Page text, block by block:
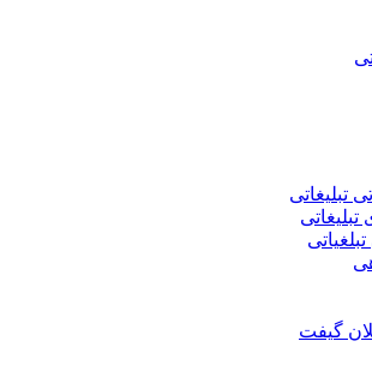
تبلیغاتی
گیفت